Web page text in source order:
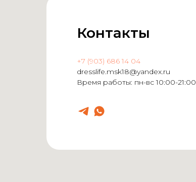
Контакты
+7 (903) 686 14 04
dresslife.msk18@yandex.ru
Время работы: пн-вс 10:00-21:00